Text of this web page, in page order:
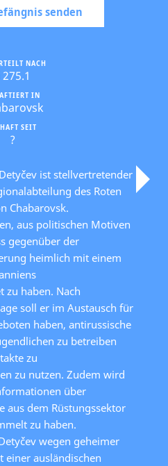
senden
SEIT
?
IN
NACH
275.1
ist stellvertretender
des Roten
Chabarovsk.
aus politischen Motiven
gegenüber der
heimlich mit einem
zu haben. Nach
soll er im Austausch für
haben, antirussische
zu betreiben
zu
zu nutzen. Zudem wird
über
aus dem Rüstungssektor
zu haben.
wegen geheimer
ausländischen